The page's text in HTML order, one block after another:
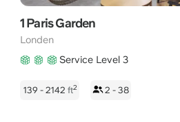
1 Paris Garden
Londen
Service Level 3
139 - 2142 ft2 2 - 38